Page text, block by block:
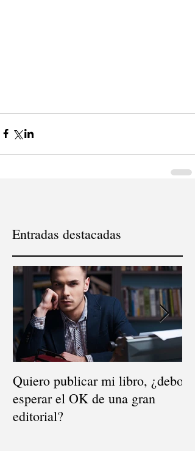
Entradas destacadas
Quiero publicar mi libro, ¿debo
esperar el OK de una gran
editorial?